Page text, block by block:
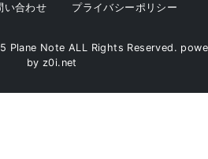
い合わせ プライバシーポリシー
Note ALL Rights Reserved.
by z0i.net